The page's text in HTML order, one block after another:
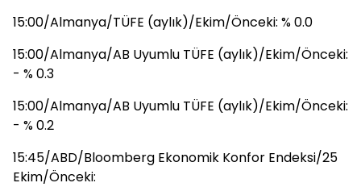
15:00/Almanya/TÜFE (aylık)/Ekim/Önceki: % 0.0
15:00/Almanya/AB Uyumlu TÜFE (aylık)/Ekim/Önceki:
- % 0.3
15:00/Almanya/AB Uyumlu TÜFE (aylık)/Ekim/Önceki:
- % 0.2
15:45/ABD/Bloomberg Ekonomik Konfor Endeksi/25
Ekim/Önceki: